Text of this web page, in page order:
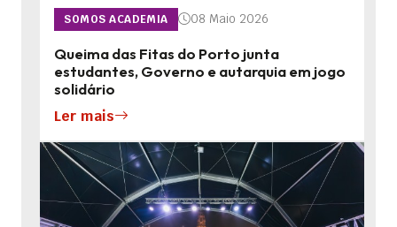
SOMOS ACADEMIA 08 Maio 2026
Queima das Fitas do Porto junta
estudantes, Governo e autarquia em jogo
solidário
Ler mais